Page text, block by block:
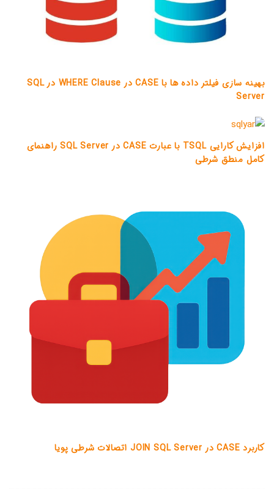
بهینه سازی فیلتر داده ها با CASE در WHERE Clause در SQL
Server
افزایش کارایی TSQL با عبارت CASE در SQL Server راهنمای
کامل منطق شرطی
کاربرد CASE در JOIN SQL Server اتصالات شرطی پویا